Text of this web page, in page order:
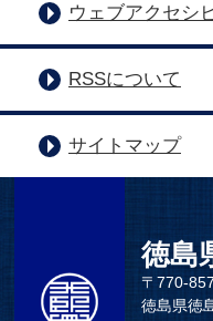
ウェブアクセシ
RSSについて
サイトマップ
徳島
〒770-
徳島県徳